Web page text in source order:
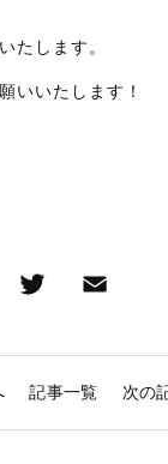
たします。
いいたします！
F
T
tt
er
ai
l
記事一覧 次の